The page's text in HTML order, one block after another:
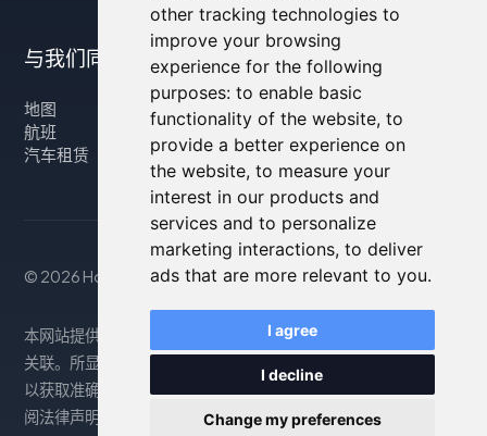
other tracking technologies to
improve your browsing
experience for the following
purposes: to enable basic
functionality of the website, to
provide a better experience on
the website, to measure your
interest in our products and
services and to personalize
marketing interactions, to deliver
ads that are more relevant to you.
I agree
I decline
Change my preferences
与我们同行
地图
航班
汽车租赁
© 2026 Housity.net
本网站提供的信息仅供参考，与网站上显示的住宿信息没有任何
关联。所显示的信息可能不准确或已过时，因此请查阅官方网站
以获取准确信息。预订通过我们的合作伙伴处理。更多信息请参
阅法律声明部分。